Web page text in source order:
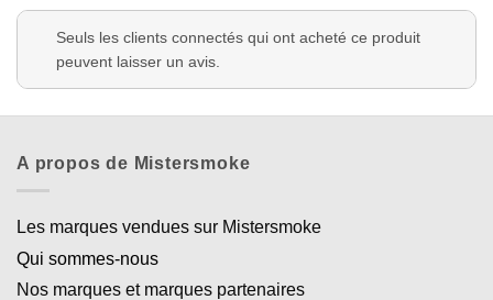
Seuls les clients connectés qui ont acheté ce produit
peuvent laisser un avis.
A propos de Mistersmoke
Les marques vendues sur Mistersmoke
Qui sommes-nous
Nos marques et marques partenaires